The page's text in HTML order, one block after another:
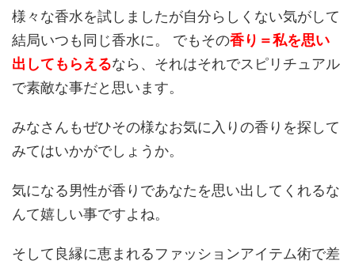
様々な香水を試しましたが自分らしくない気がして
結局いつも同じ香水に。 でもその香り＝私を思い
出してもらえるなら、それはそれでスピリチュアル
で素敵な事だと思います。
みなさんもぜひその様なお気に入りの香りを探して
みてはいかがでしょうか。
気になる男性が香りであなたを思い出してくれるな
んて嬉しい事ですよね。
そして良縁に恵まれるファッションアイテム術で差